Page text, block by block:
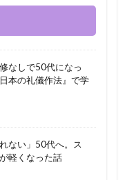
なしで50代になっ
本の礼儀作法』で学
ない」50代へ。ス
軽くなった話